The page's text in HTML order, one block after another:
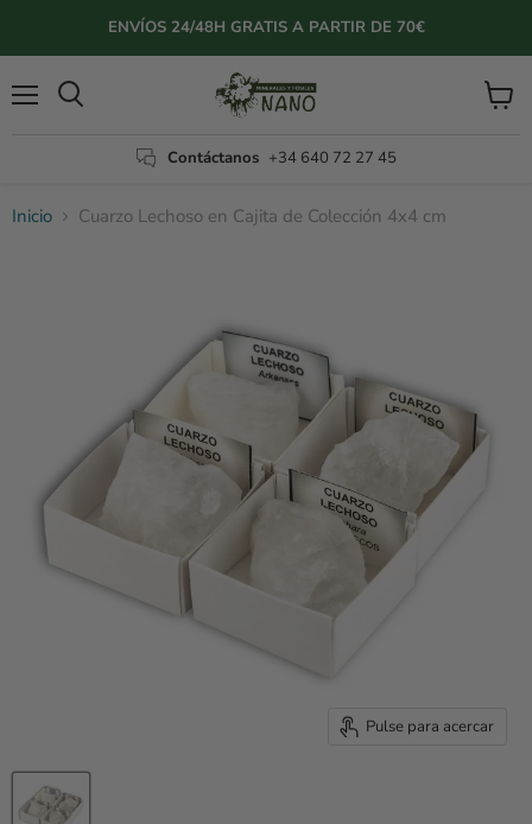
ENVÍOS 24/48H GRATIS A PARTIR DE 70€
Contáctanos +34 640 72 27 45
Ver
Inicio Cuarzo Lechoso en Cajita de Colección 4x4 cm
Pulse para acercar